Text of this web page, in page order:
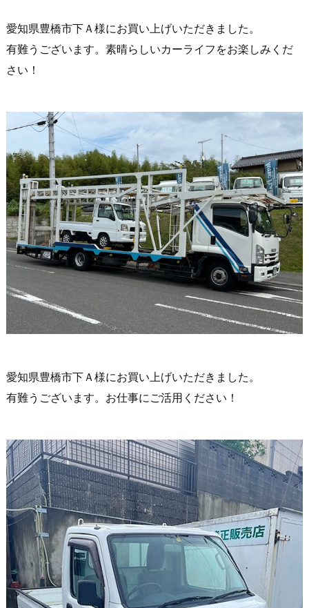
愛知県豊橋市下Ａ様にお買い上げいただきました。
有難うございます。素晴らしいカーライフをお楽しみくだ
さい！
愛知県豊橋市下Ａ様にお買い上げいただきました。
有難うございます。お仕事にご活用ください！